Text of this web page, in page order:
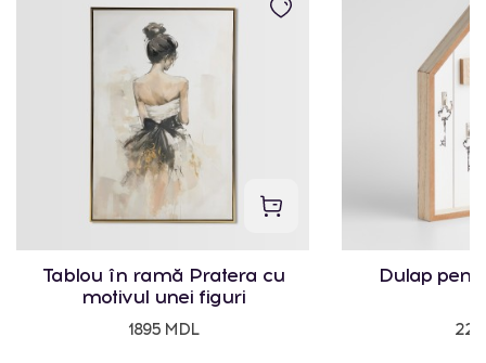
Tablou în ramă Pratera cu
motivul unei figuri
1895 MDL
Dulap